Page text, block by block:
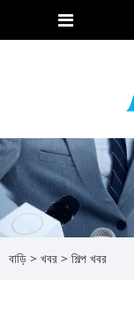
বাড়ি > খবর > শিল্প খবর